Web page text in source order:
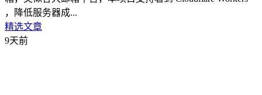
，降低服务器成...
精选文章
9天前